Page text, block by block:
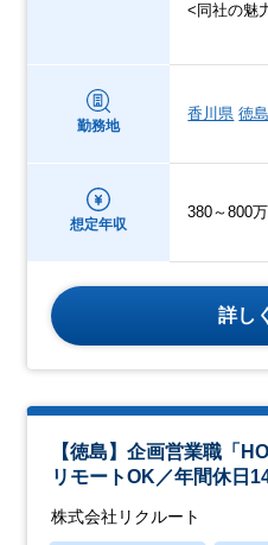
<同社の魅
勤務地
香川県 徳
想定年収
380～800
詳し
【徳島】企画営業職「
リモートOK／年間休日
株式会社リクルート